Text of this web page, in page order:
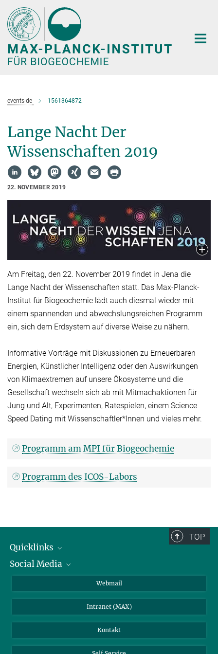
Hauptinhalt
events-de 1561364872
Lange Nacht Der
Wissenschaften 2019
22. NOVEMBER 2019
Am Freitag, den 22. November 2019 findet in Jena die
Lange Nacht der Wissenschaften statt. Das Max-Planck-
Institut für Biogeochemie lädt auch diesmal wieder mit
einem spannenden und abwechslungsreichen Programm
ein, sich dem Erdsystem auf diverse Weise zu nähern.
Informative Vorträge mit Diskussionen zu Erneuerbaren
Energien, Künstlicher Intelligenz oder den Auswirkungen
von Klimaextremen auf unsere Ökosysteme und die
Gesellschaft wechseln sich ab mit Mitmachaktionen für
Jung und Alt, Experimenten, Ratespielen, einem Science
Speed Dating mit Wissenschaftler*Innen und vieles mehr.
Programm am MPI für Biogeochemie
Programm des ICOS-Labors
TOP
Quicklinks
IMPRS Graduiertenschule
Wetterstation
Social Media
BlueSky
Webmail
Intranet (MAX)
Kontakt